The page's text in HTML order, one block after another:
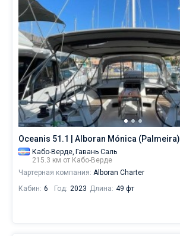
спокойного
отдыха,
так
для
яхтсменов,
которые
не
представляют
себе
жизни
без
паруса.
Ближайшие
регионы
яхтинга:
Oceanis 51.1 | Alboran Mónica (Palmeira)
Кабо-Верде, Гавань Саль
215.3 км от Кабо-Верде
Чартерная компания: Alboran Charter
Кабин: 6 Год: 2023 Длина: 49 фт